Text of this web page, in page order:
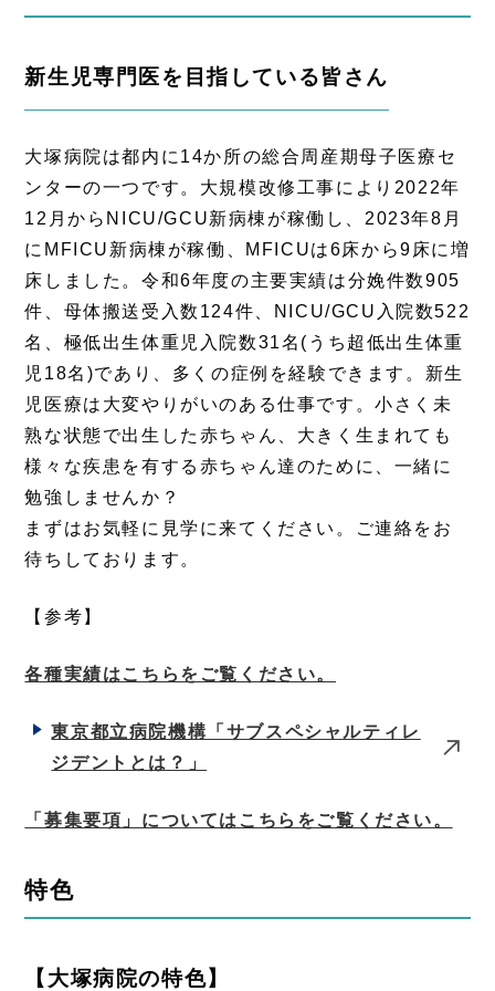
新生児専門医を目指している皆さん
大塚病院は都内に14か所の総合周産期母子医療セ
ンターの一つです。大規模改修工事により2022年
12月からNICU/GCU新病棟が稼働し、2023年8月
にMFICU新病棟が稼働、MFICUは6床から9床に増
床しました。令和6年度の主要実績は分娩件数905
件、母体搬送受入数124件、NICU/GCU入院数522
名、極低出生体重児入院数31名(うち超低出生体重
児18名)であり、多くの症例を経験できます。新生
児医療は大変やりがいのある仕事です。小さく未
熟な状態で出生した赤ちゃん、大きく生まれても
様々な疾患を有する赤ちゃん達のために、一緒に
勉強しませんか？
まずはお気軽に見学に来てください。ご連絡をお
待ちしております。
【参考】
各種実績はこちらをご覧ください。
東京都立病院機構「サブスペシャルティレ
ジデントとは？」
「募集要項」についてはこちらをご覧ください。
特色
【大塚病院の特色】